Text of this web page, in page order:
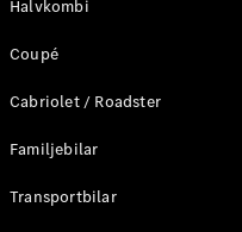
C-Klass
E-Klass
Kombi
E-Klass
Terrain
Halvkombi
Coupé
Cabriolet / Roadster
Familjebilar
Transportbilar